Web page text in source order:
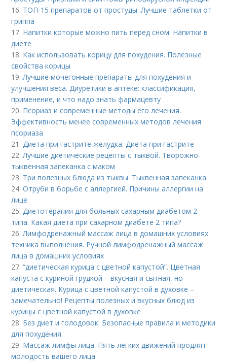
16. ТОП-15 препаратов от простуды. Лучшие таблетки от
гриппа
17. Напитки которые можно пить перед сном. Напитки в
диете
18. Как использовать корицу для похудения. Полезные
свойства корицы
19.Лучшие мочегонные препараты для похудения и
улучшения веса. Диуретики в аптеке: классификация,
применение, и что надо знать фармацевту
20. Псориаз и современные методы его лечения.
Эффективность менее современных методов лечения
псориаза
21.Диета при гастрите желудка. Диета при гастрите
22.Лучшие диетические рецепты с тыквой. Творожно-
тыквенная запеканка с маком
23. Три полезных блюда из тыквы. Тыквенная запеканка
24.Отруби в борьбе с аллергией. Причины аллергии на
лице
25.Диетотерапия для больных сахарным диабетом 2
типа. Какая диета при сахарном диабете 2 типа?
26.Лимфодренажный массаж лица в домашних условиях
техника выполнения. Ручной лимфодренажный массаж
лица в домашних условиях
27.“диетическая курица с цветной капустой”. Цветная
капуста с куриной грудкой – вкусная и сытная, но
диетическая. Курица с цветной капустой в духовке –
замечательно! Рецепты полезных и вкусных блюд из
курицы с цветной капустой в духовке
28. Без диет и голодовок. Безопасные правила и методики
для похудения
29. Массаж лимфы лица. Пять легких движений продлят
молодость вашего лица